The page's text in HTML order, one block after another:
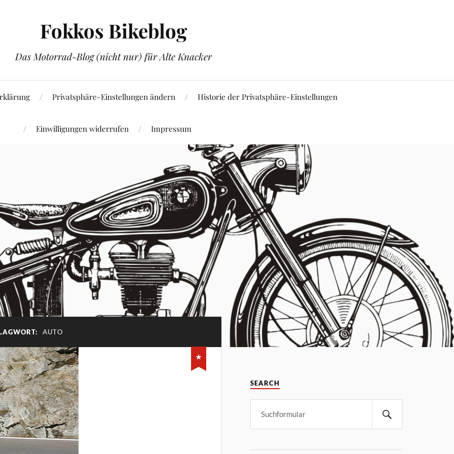
Fokkos Bikeblog
Das Motorrad-Blog (nicht nur) für Alte Knacker
Privatsphäre-Einstellungen ändern Historie der Privatsphäre-Einstellungen
Einwilligungen widerrufen Impressum
AUTO
SEARCH